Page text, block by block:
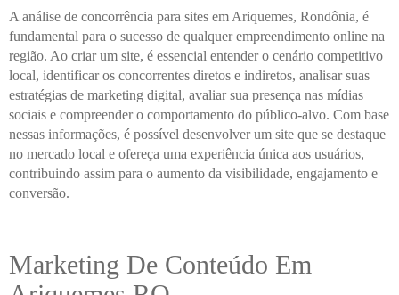
A análise de concorrência para sites em Ariquemes, Rondônia, é
fundamental para o sucesso de qualquer empreendimento online na
região. Ao criar um site, é essencial entender o cenário competitivo
local, identificar os concorrentes diretos e indiretos, analisar suas
estratégias de marketing digital, avaliar sua presença nas mídias
sociais e compreender o comportamento do público-alvo. Com base
nessas informações, é possível desenvolver um site que se destaque
no mercado local e ofereça uma experiência única aos usuários,
contribuindo assim para o aumento da visibilidade, engajamento e
conversão.
Marketing De Conteúdo Em